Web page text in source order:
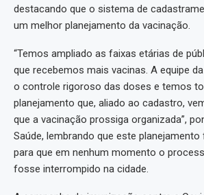
destacando que o sistema de
um melhor planejamento da vacinação.
“Temos ampliado as faixas etárias de
que recebemos mais vacinas. A equipe
o controle rigoroso das doses e temos
planejamento que, aliado ao cadastro,
que a vacinação prossiga organizada”,
Saúde, lembrando que este
para que em nenhum momento o
fosse interrompido na cidade.